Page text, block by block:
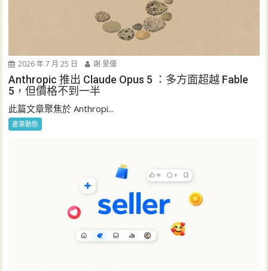
2026 年 7 月 25 日 謝 旻儒
Anthropic 推出 Claude Opus 5 ：多方面超越 Fable
5，但價格不到一半
此篇文章聚焦於 Anthropi...
產業動態